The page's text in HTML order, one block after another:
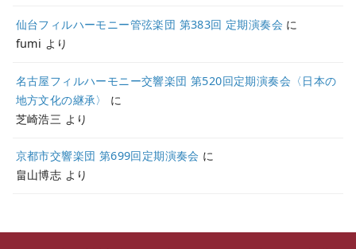
仙台フィルハーモニー管弦楽団 第383回 定期演奏会 に
fumi より
名古屋フィルハーモニー交響楽団 第520回定期演奏会〈日本の
地方文化の継承〉
に
芝崎浩三 より
京都市交響楽団 第699回定期演奏会 に
畠山博志 より